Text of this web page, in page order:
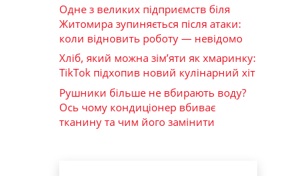
Одне з великих підприємств біля
Житомира зупиняється після атаки:
коли відновить роботу — невідомо
Хліб, який можна зім’яти як хмаринку:
TikTok підхопив новий кулінарний хіт
Рушники більше не вбирають воду?
Ось чому кондиціонер вбиває
тканину та чим його замінити